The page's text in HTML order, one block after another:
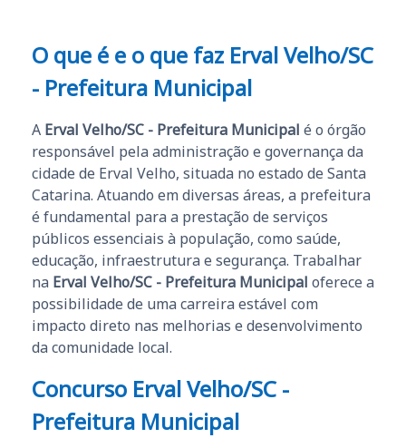
O que é e o que faz Erval Velho/SC
- Prefeitura Municipal
A Erval Velho/SC - Prefeitura Municipal é o órgão
responsável pela administração e governança da
cidade de Erval Velho, situada no estado de Santa
Catarina. Atuando em diversas áreas, a prefeitura
é fundamental para a prestação de serviços
públicos essenciais à população, como saúde,
educação, infraestrutura e segurança. Trabalhar
na Erval Velho/SC - Prefeitura Municipal oferece a
possibilidade de uma carreira estável com
impacto direto nas melhorias e desenvolvimento
da comunidade local.
Concurso Erval Velho/SC -
Prefeitura Municipal